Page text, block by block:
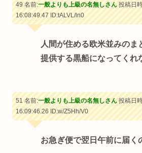
49 名前:一般よりも上級の名無しさん投稿日
16:08:49.47ID:tALVL/ln0
人間が住める欧米並みのま
提供する黒船になってくれ
51 名前:一般よりも上級の名無しさん投稿日
16:09:46.26ID:w/Z5Hh/V0
お急ぎ便で翌日午前に届く